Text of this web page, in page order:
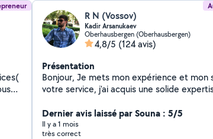
R N (Vossov)
Kadir Arsanukaev
Oberhausbergen (Oberhausbergen)
4,8/5 (124 avis)
Présentation
Bonjour, Je mets mon expérience et mon
votre service, j'ai acquis une solide
et rapide. Je me tiens à votre disposition pour vous
apporter une aide immédiate.
Dernier avis laissé par Souna : 5/5
Il y a 1 mois
très correct